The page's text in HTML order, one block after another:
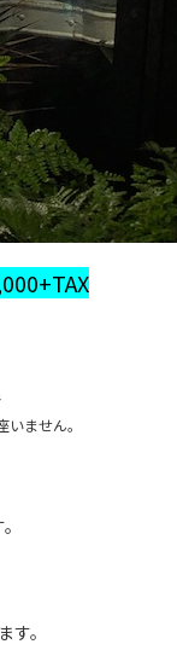
ません。
。